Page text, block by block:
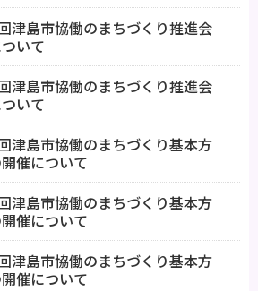
津島市協働のまちづくり推進会
いて
津島市協働のまちづくり推進会
いて
津島市協働のまちづくり基本方
催について
津島市協働のまちづくり基本方
催について
津島市協働のまちづくり基本方
催について